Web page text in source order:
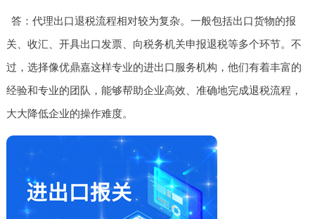
答：代理出口退税流程相对较为复杂。一般包括出口货物的报
关、收汇、开具出口发票、向税务机关申报退税等多个环节。不
过，选择像优鼎嘉这样专业的进出口服务机构，他们有着丰富的
经验和专业的团队，能够帮助企业高效、准确地完成退税流程，
大大降低企业的操作难度。